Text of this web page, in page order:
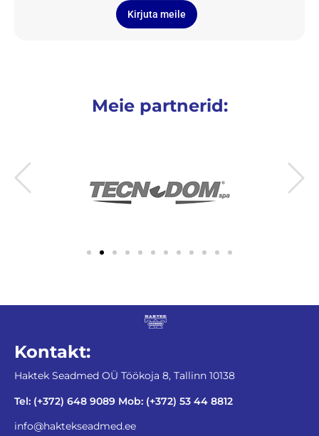
Kirjuta meile
Meie partnerid:
Kontakt:
Haktek Seadmed OÜ Töökoja 8, Tallinn 10138
Tel: (+372) 648 9089 Mob: (+372) 53 44 8812
info@haktekseadmed.ee